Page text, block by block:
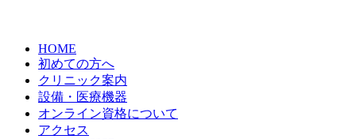
HOME
初めての方へ
クリニック案内
設備・医療機器
オンライン資格について
アクセス